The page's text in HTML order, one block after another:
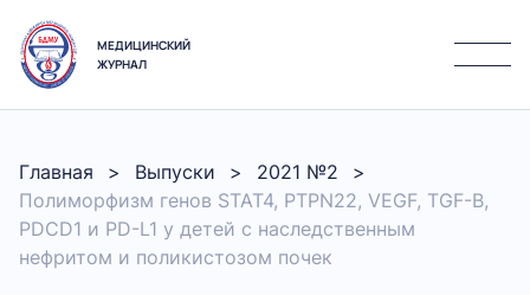
МЕДИЦИНСКИЙ
ЖУРНАЛ
Главная Выпуски
2021 №2
Полиморфизм генов STAT4, PTPN22, VEGF, TGF-B,
PDCD1 и PD-L1 у детей с наследственным
нефритом и поликистозом почек